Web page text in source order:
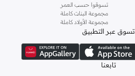
تسوقوا حسب العمر
مجموعة البنات كاملة
مجموعة الأولاد كاملة
تسوق عبر التطبيق
تابعنا